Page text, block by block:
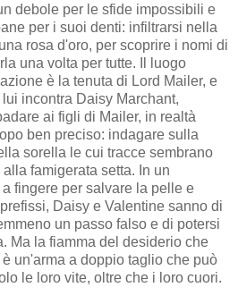
debole per le sfide impossibili e
per i suoi denti: infiltrarsi nella
rosa d'oro, per scoprire i nomi di
una volta per tutte. Il luogo
è la tenuta di Lord Mailer, e
incontra Daisy Marchant,
ai figli di Mailer, in realtà
ben preciso: indagare sulla
sorella le cui tracce sembrano
famigerata setta. In un
fingere per salvare la pelle e
Daisy e Valentine sanno di
un passo falso e di potersi
Ma la fiamma del desiderio che
un'arma a doppio taglio che può
le loro vite, oltre che i loro cuori.